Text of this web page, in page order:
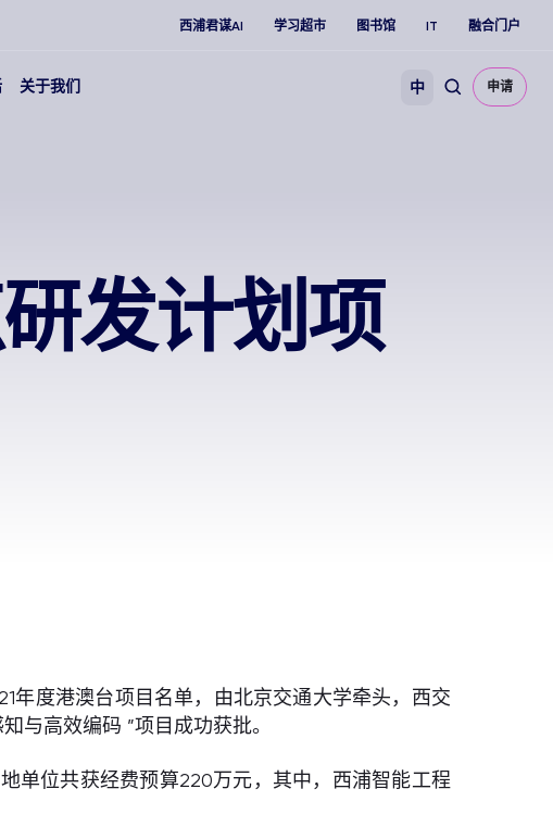
西浦君谋AI 学习超市 图书馆 IT 融合门户
关于我们 中 申请
发计划项
年度港澳台项目名单，由北京交通大学牵头，西交
与高效编码 ”项目成功获批。
单位共获经费预算220万元，其中，西浦智能工程